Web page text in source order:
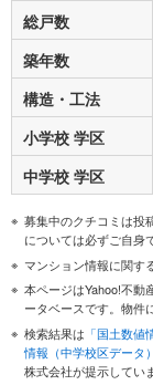
総戸数
築年数
構造・工法
小学校 学区
中学校 学区
募集中のクチコミは投
については必ずご自身
マンション情報に関す
本ページはYahoo!不動
ータベースです。物件
検索結果は 「国土数値
情報（中学校区データ
株式会社が提示していま